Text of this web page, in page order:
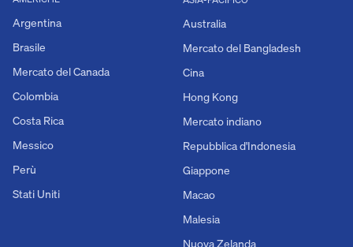
Argentina
Brasile
Mercato del Canada
Colombia
Costa Rica
Messico
Perù
Stati Uniti
Australia
Mercato del Bangladesh
Cina
Hong Kong
Mercato indiano
Repubblica d'Indonesia
Giappone
Macao
Malesia
Nuova Zelanda